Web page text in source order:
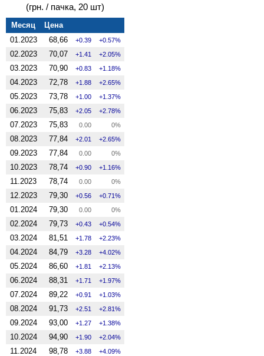
(грн. / пачка, 20 шт)
Месяц
Цена
01.2023
68,66 0.39 0.57%
02.2023 70,07 1.41 2.05%
03.2023 70,90 0.83 1.18%
04.2023 72,78 1.88 2.65%
05.2023 73,78 1.00 1.37%
06.2023 75,83 2.05 2.78%
07.2023 75,83 0.00 0%
08.2023 77,84 2.01 2.65%
09.2023 77,84 0.00 0%
10.2023 78,74 0.90 1.16%
11.2023 78,74 0.00 0%
12.2023 79,30 0.56 0.71%
01.2024 79,30 0.00 0%
02.2024 79,73 0.43 0.54%
03.2024 81,51 1.78 2.23%
04.2024 84,79 3.28 4.02%
05.2024 86,60 1.81 2.13%
06.2024 88,31 1.71 1.97%
07.2024 89,22 0.91 1.03%
08.2024 91,73 2.51 2.81%
09.2024 93,00 1.27 1.38%
10.2024 94,90 1.90 2.04%
11.2024 98,78 3.88 4.09%